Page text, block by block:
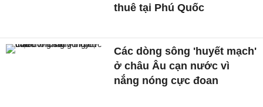
thuê tại Phú Quốc
Các dòng sông 'huyết mạch'
ở châu Âu cạn nước vì
nắng nóng cực đoan